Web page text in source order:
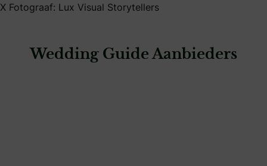
X Fotograaf: Lux Visual Storytellers
Wedding Guide Aanbieders